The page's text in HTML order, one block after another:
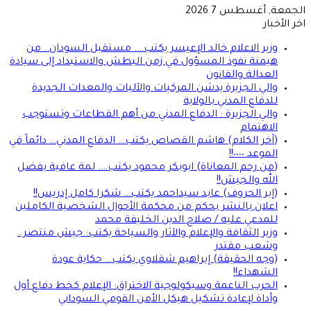
أغسطس 7 2026
الأخبار
وزير الاعلام خالد الإعيسر يكتب…. مستقبل السودان.. من
هيمنة نفوذ المسؤول في زمن البطش والاستبداد إلى سيادة
العدالة والقانون
والي الجزيرة يدشن المركبات والآليات والمعدات الجديدة
للدفاع المدني بالولاية
والي الجزيرة : الدفاع المدني من أهم القطاعات وتستوجب
الاهتمام
(آخر الكلام) هاشم القصاص يكتب… الدفاع المدني… دائماً في
الموعد ٠٠٠٠!!
(من رحم المعاناة) ابوبكر محمود يكتب…. لمة عافية بفضل
الله والجيش!!
(إبر الحروف) عابد سيداحمد يكتب… شكرا كامل إدريس!!
اعلان بالنشر بحكم من محكمة الأحوال الشخصية الكاملين
للمدعي عليه / صلاح الدين الخليفة محمد
وزير الثقافة والإعلام والآثار والسياحة يكتب: جيش منتصر..
وشعب مقتدر
(وجه الحقيقة) إبراهيم شقلاوي يكتب… حكاية عودة
الشهداء!!
الحرب الناعمة وسيكولوجية الاختراق: الإعلام كخط دفاع أول
وأداة لإعادة تشكيل هيكل الأمن القومي السوداني